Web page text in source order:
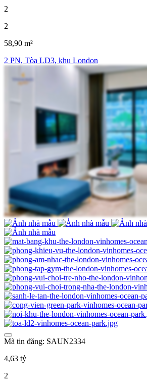
2
2
58,90 m²
2 PN, Tòa LD3, khu London
Mã tin đăng: SAUN2334
4,63 tỷ
2